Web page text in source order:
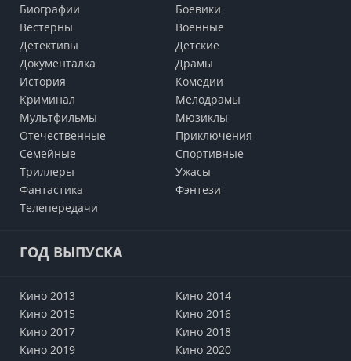
Биографии
Боевики
Вестерны
Военные
Детективы
Детские
Документалка
Драмы
История
Комедии
Криминал
Мелодрамы
Мультфильмы
Мюзиклы
Отечественные
Приключения
Семейные
Cпортивные
Триллеры
Ужасы
Фантастика
Фэнтези
Телепередачи
ГОД ВЫПУСКА
Кино 2013
Кино 2014
Кино 2015
Кино 2016
Кино 2017
Кино 2018
Кино 2019
Кино 2020